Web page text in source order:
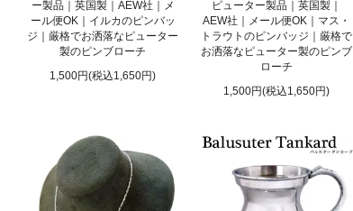
ー製品｜英国製｜AEW社｜メ
ール便OK｜イルカのピンバッ
ジ｜厳格でお洒落なピューター
製のピンブローチ
1,500円(税込1,650円)
ピューター製品｜英国製｜
AEW社｜メール便OK｜マス・
トラウトのピンバッジ｜厳格で
お洒落なピューター製のピンブ
ローチ
1,500円(税込1,650円)